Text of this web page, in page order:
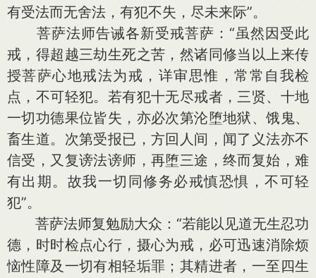
有受法而无舍法，有犯不失，尽未来际”。
菩萨法师告诫各新受戒菩萨：“虽然因受此
戒，得超越三劫生死之苦，然诸同修当以上来传
授菩萨心地戒法为戒，详审思惟，常常自我检
点，不可轻犯。若有犯十无尽戒者，三贤、十地
一切功德果位皆失，亦必次第沦堕地狱、饿鬼、
畜生道。次第受报已，方回人间，闻了义法亦不
信受，又复谤法谤师，再堕三途，终而复始，难
有出期。故我一切同修务必戒慎恐惧，不可轻
犯”。
菩萨法师复勉励大众：“若能以见道无生忍功
德，时时检点心行，摄心为戒，必可迅速消除烦
恼性障及一切有相轻垢罪；其精进者，一至四生